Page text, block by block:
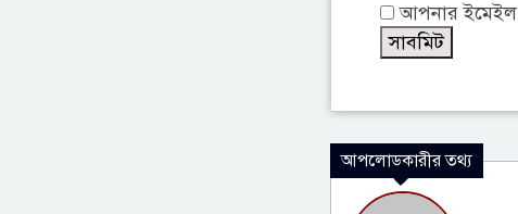
আপনার ইমেইল
আপলোডকারীর তথ্য